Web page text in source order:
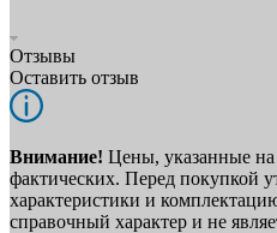
Отзывы
Оставить отзыв
Внимание! Цены, указанные на
фактических. Перед покупкой
характеристики и
справочный характер и не